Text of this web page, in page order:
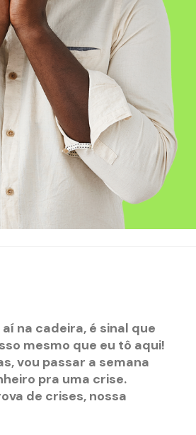
na cadeira, é sinal que
mesmo que eu tô aqui!
vou passar a semana
pra uma crise.
de crises, nossa